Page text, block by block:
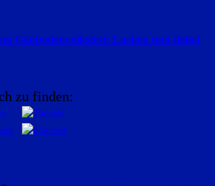
Gäubodenvolksfest: Lachen und dabei
zu finden: